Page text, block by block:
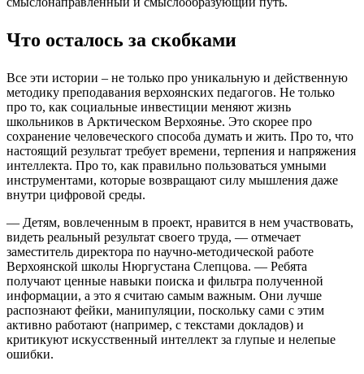
Что осталось за скобками
Все эти истории – не только про уникальную и действенную
методику преподавания верхоянских педагогов. Не только
про то, как социальные инвестиции меняют жизнь
школьников в Арктическом Верхоянье. Это скорее про
сохранение человеческого способа думать и жить. Про то, что
настоящий результат требует времени, терпения и напряжения
интеллекта. Про то, как правильно пользоваться умными
инструментами, которые возвращают силу мышления даже
внутри цифровой среды.
— Детям, вовлеченным в проект, нравится в нем участвовать,
видеть реальный результат своего труда, — отмечает
заместитель директора по научно-методической работе
Верхоянской школы Нюргустана Слепцова. — Ребята
получают ценные навыки поиска и фильтра полученной
информации, а это я считаю самым важным. Они лучше
распознают фейки, манипуляции, поскольку сами с этим
активно работают (например, с текстами докладов) и
критикуют искусственный интеллект за глупые и нелепые
ошибки.